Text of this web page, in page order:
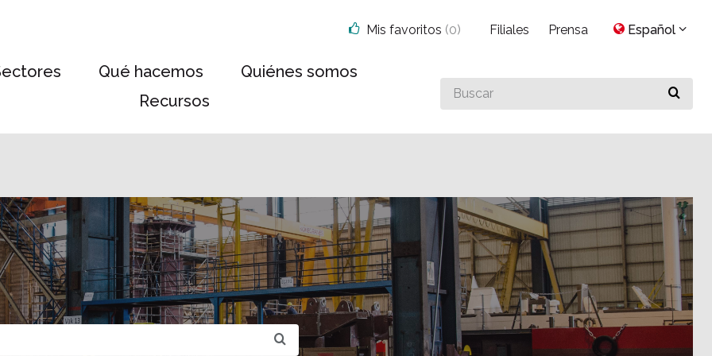
Qué hacemos
Quiénes somos
Recursos
Buscar
algo
Mis favoritos (0) Filiales Prensa Español